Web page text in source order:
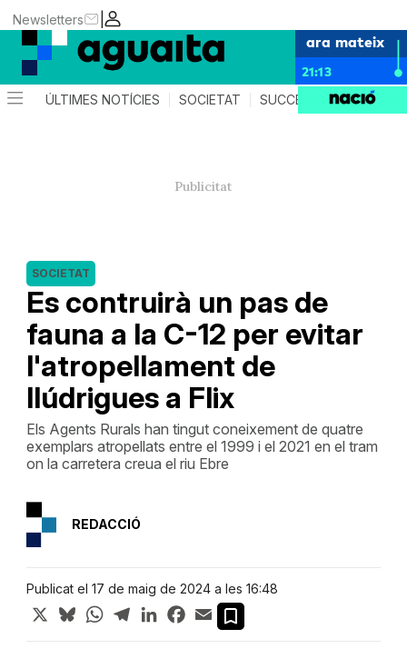
|
Newsletters
ara mateix
21:13
ÚLTIMES NOTÍCIES SOCIETAT SUCCESSOS AGENDA
Es contruirà un pas de
fauna a la C-12 per evitar
l'atropellament de
llúdrigues a Flix
SOCIETAT
Els Agents Rurals han tingut coneixement de quatre
exemplars atropellats entre el 1999 i el 2021 en el tram
on la carretera creua el riu Ebre
REDACCIÓ
Publicat el 17 de maig de 2024 a les 16:48
X BlueskyWhatsApp
TelegramLinkedInFacebook
Email